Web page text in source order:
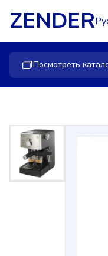
ZENDER
Посмотреть